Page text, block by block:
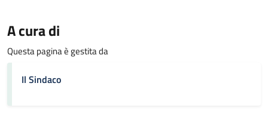
A cura di
Questa pagina è gestita da
Il Sindaco